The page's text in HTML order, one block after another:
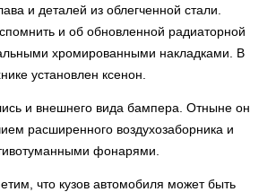
и деталей из облегченной стали.
и об обновленной радиаторной
хромированными накладками. В
установлен ксенон.
и внешнего вида бампера. Отныне он
расширенного воздухозаборника и
фонарями.
что кузов автомобиля может быть